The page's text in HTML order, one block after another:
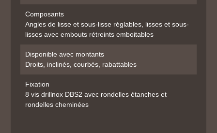
Composants
Angles de lisse et sous-lisse réglables, lisses et sous-
lisses avec embouts rétreints emboitables
Disponible avec montants
Droits, inclinés, courbés, rabattables
Fixation
8 vis drillnox DBS2 avec rondelles étanches et
rondelles cheminées